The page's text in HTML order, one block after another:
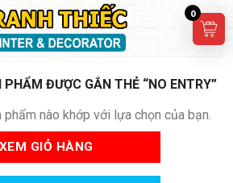
PHẨM ĐƯỢC GẮN THẺ “NO ENTRY”
nào khớp với lựa chọn của bạn.
XEM GIỎ HÀNG
0